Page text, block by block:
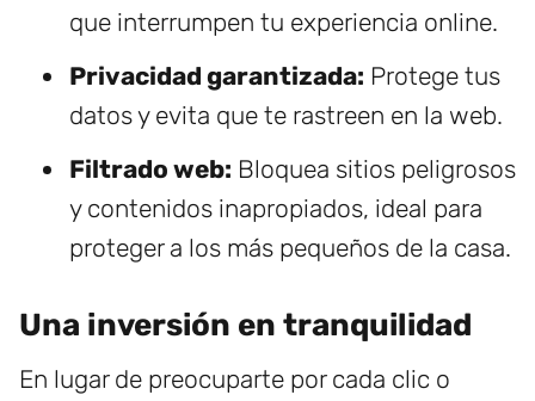
que interrumpen tu experiencia online.
Privacidad garantizada: Protege tus
datos y evita que te rastreen en la web.
Filtrado web: Bloquea sitios peligrosos
y contenidos inapropiados, ideal para
proteger a los más pequeños de la casa.
Una inversión en tranquilidad
En lugar de preocuparte por cada clic o